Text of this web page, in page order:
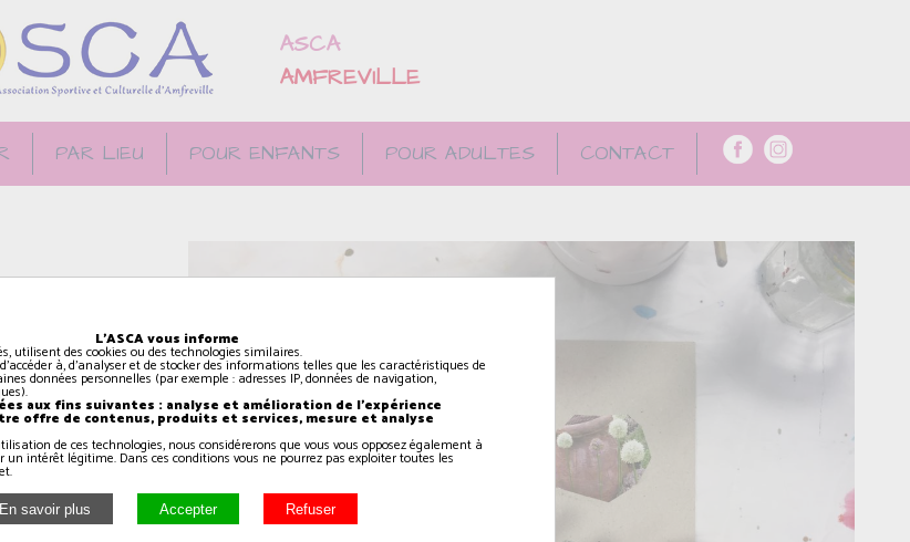
ASCA
AMFREVILLE
PAR LIEU POUR ENFANTS POUR ADULTES CONTACT
: crayons,
collage,
L'ASCA vous informe
utilisent des cookies ou des technologies similaires.
à, d'analyser et de stocker des informations telles que les caractéristiques de
données personnelles (par exemple : adresses IP, données de navigation,
aux fins suivantes : analyse et amélioration de l'expérience
offre de contenus, produits et services, mesure et analyse
de ces technologies, nous considérerons que vous vous opposez également à
un intérêt légitime. Dans ces conditions vous ne pourrez pas exploiter toutes les